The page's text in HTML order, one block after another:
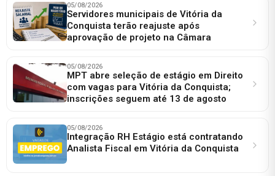
05/08/2026
Servidores municipais de Vitória da
Conquista terão reajuste após
aprovação de projeto na Câmara
05/08/2026
MPT abre seleção de estágio em Direito
com vagas para Vitória da Conquista;
inscrições seguem até 13 de agosto
05/08/2026
Integração RH Estágio está contratando
Analista Fiscal em Vitória da Conquista